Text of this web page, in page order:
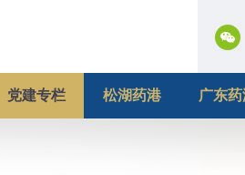
党建专栏 松湖药港 广东药